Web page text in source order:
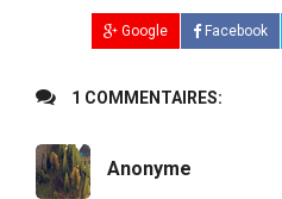
Google Facebook
1 COMMENTAIRES:
Anonyme